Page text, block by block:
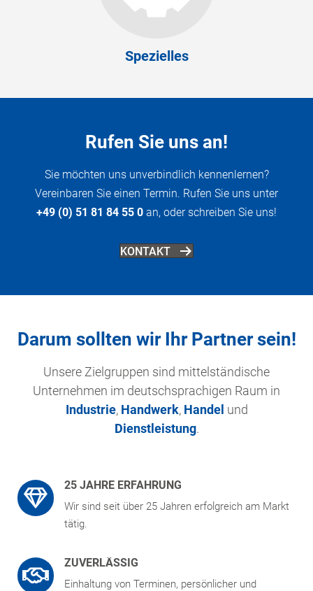
Spezielles
Rufen Sie uns an!
Sie möchten uns unverbindlich kennenlernen?
Vereinbaren Sie einen Termin. Rufen Sie uns unter
+49 (0) 51 81 84 55 0 an, oder schreiben Sie uns!
KONTAKT
Darum sollten wir Ihr Partner sein!
Unsere Zielgruppen sind mittelständische
Unternehmen im deutschsprachigen Raum in
Industrie, Handwerk, Handel und
Dienstleistung.
25 JAHRE ERFAHRUNG
Wir sind seit über 25 Jahren erfolgreich am Markt
tätig.
ZUVERLÄSSIG
Einhaltung von Terminen, persönlicher und